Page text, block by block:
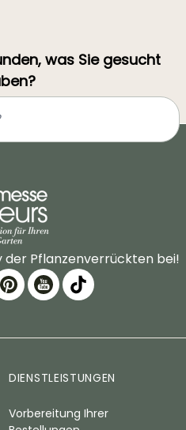
was Sie gesucht
der Pflanzenverrückten bei!
DIENSTLEISTUNGEN
Vorbereitung Ihrer